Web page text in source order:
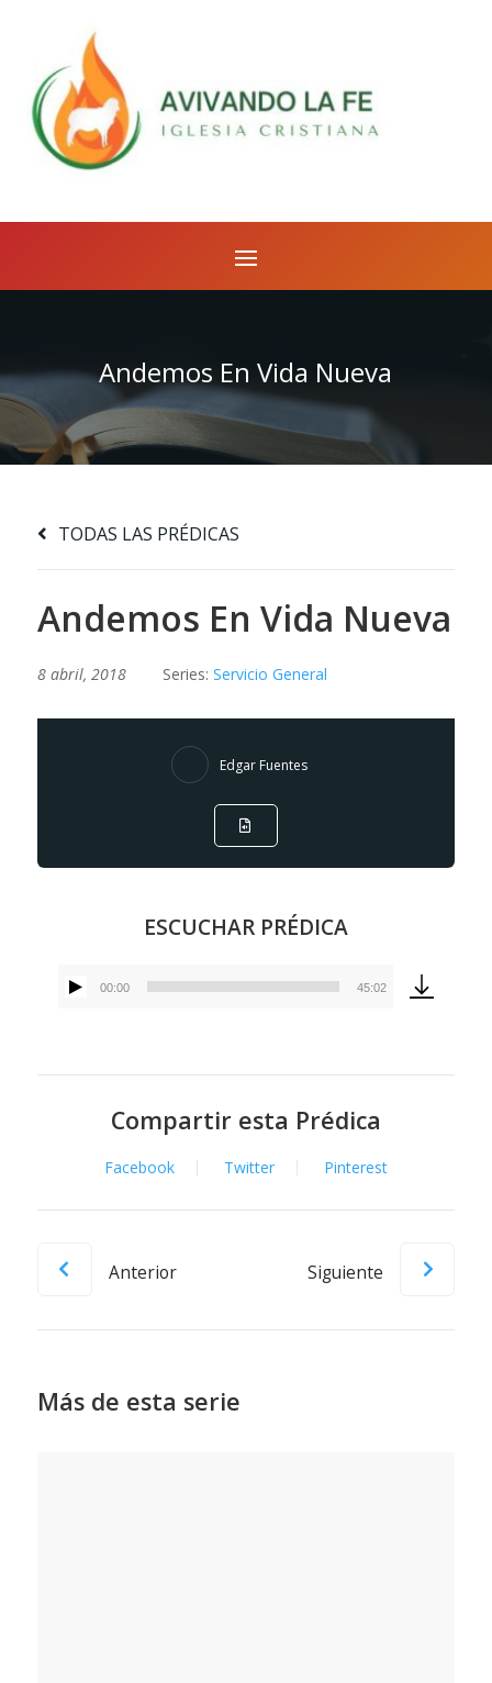
Andemos En Vida Nueva
TODAS LAS PRÉDICAS
Andemos En Vida Nueva
8 abril, 2018 Series: Servicio General
Edgar Fuentes
ESCUCHAR PRÉDICA
Reproductor
00:00 45:02
Compartir esta Prédica
Facebook Twitter Pinterest
Anterior Siguiente
Más de esta serie